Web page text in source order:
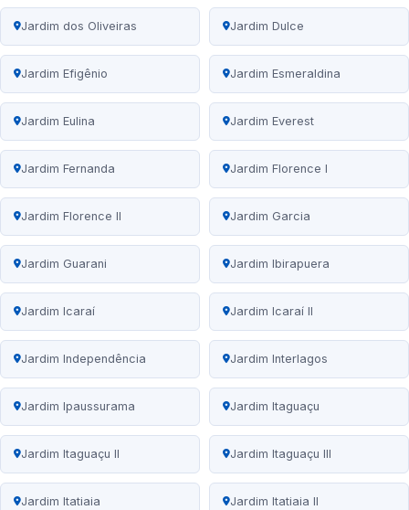
Jardim dos Oliveiras Jardim Dulce
Jardim Efigênio Jardim Esmeraldina
Jardim Eulina Jardim Everest
Jardim Fernanda Jardim Florence I
Jardim Florence II Jardim Garcia
Jardim Guarani Jardim Ibirapuera
Jardim Icaraí Jardim Icaraí II
Jardim Independência Jardim Interlagos
Jardim Ipaussurama Jardim Itaguaçu
Jardim Itaguaçu II Jardim Itaguaçu III
Jardim Itatiaia Jardim Itatiaia II